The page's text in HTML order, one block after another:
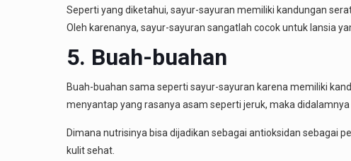
Seperti yang diketahui, sayur-sayuran memiliki kandungan
Oleh karenanya, sayur-sayuran sangatlah cocok untuk lansia
5. Buah-buahan
Buah-buahan sama seperti sayur-sayuran karena memiliki
menyantap yang rasanya asam seperti jeruk, maka
Dimana nutrisinya bisa dijadikan sebagai antioksidan sebagai
kulit sehat.